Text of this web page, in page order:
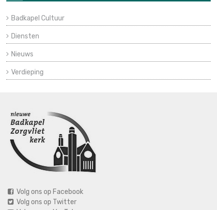
Badkapel Cultuur
Diensten
Nieuws
Verdieping
Volg ons op Facebook
Volg ons op Twitter